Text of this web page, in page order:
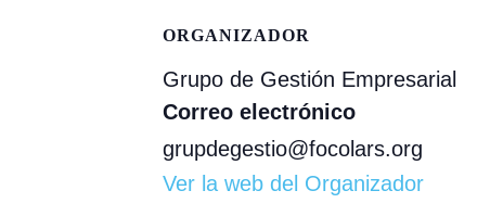
ORGANIZADOR
Grupo de Gestión Empresarial
Correo electrónico
grupdegestio@focolars.org
Ver la web del Organizador